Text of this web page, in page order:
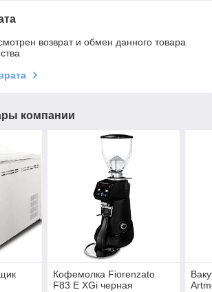
возврат и обмен данного товара
компании
Кофемолка Fiorenzato
F83 E XGi черная